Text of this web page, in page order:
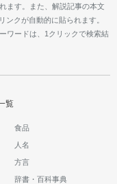
ます。また、解説記事の本文
ンクが自動的に貼られます。
ワードは、1クリックで検索結
覧
食品
人名
方言
辞書・百科事典